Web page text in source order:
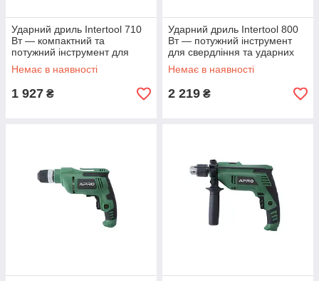
Ударний дриль Intertool 710
Вт — компактний та
потужний інструмент для
універсального свердління
Немає в наявності
1 927 ₴
Ударний дриль Intertool 800
Вт — потужний інструмент
для свердління та ударних
робіт
Немає в наявності
2 219 ₴